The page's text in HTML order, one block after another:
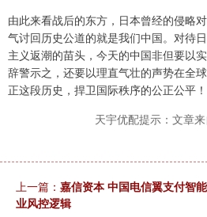
由此来看战后的东方，日本曾经的侵略
气讨回历史公道的就是我们中国。对待
主义返潮的苗头，今天的中国非但要以
辞警示之，还要以理直气壮的声势在全
正这段历史，捍卫国际秩序的公正公平！
天宇优配提示：文章
上一篇： 嘉信资本 中国电信翼支付智
业风控逻辑